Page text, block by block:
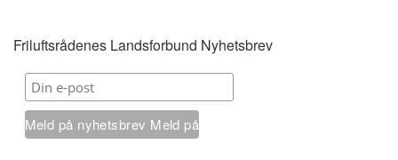
Friluftsrådenes Landsforbund Nyhetsbrev
Meld på nyhetsbrev Meld på